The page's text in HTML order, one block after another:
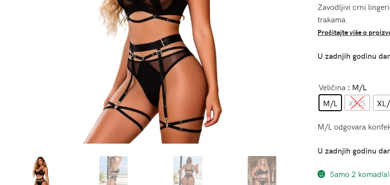
Zavodljivi crni
trakama.
Pročitajte više o
U zadnjih godinu
Veličina : M/L
M/L
XS/S XL/
M/L odgovara
U zadnjih godinu
Samo 2